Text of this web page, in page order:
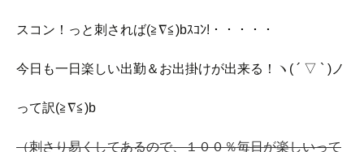
スコン！っと刺されば(≧∇≦)bｽｺﾝ!・・・・・
今日も一日楽しい出勤＆お出掛けが出来る！ヽ( ´ ▽ ` )ノ
って訳(≧∇≦)b
（刺さり易くしてあるので、１００％毎日が楽しいって